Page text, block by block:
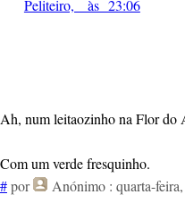
Peliteiro, às 23:06
Ah, num leitaozinho na Flor do
Com um verde fresquinho.
#por Anónimo : quarta-